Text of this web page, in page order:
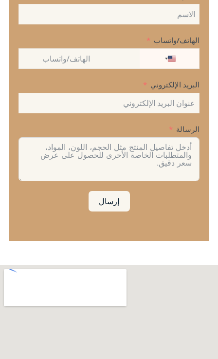
الهاتف/واتساب
UNITED
STATES
البريد الإلكتروني
الرسالة
إرسال